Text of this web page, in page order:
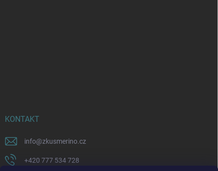
KONTAKT
info@zkusmerino.cz
+420 777 534 728